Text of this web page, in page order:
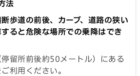
法
歩道の前後、カーブ、道路の狭い
ると危険な場所での乗降はでき
留所前後約50メートル）にある
利用ください。